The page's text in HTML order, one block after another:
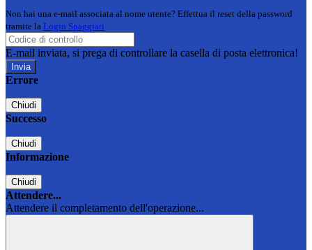
Non hai una e-mail associata al nome utente? Effettua il reset della password
tramite la Login Spaggiari
E-mail inviata, si prega di controllare la casella di posta elettronica!
Errore
Chiudi
Successo
Chiudi
Informazione
Chiudi
Attendere...
Attendere il completamento dell'operazione...